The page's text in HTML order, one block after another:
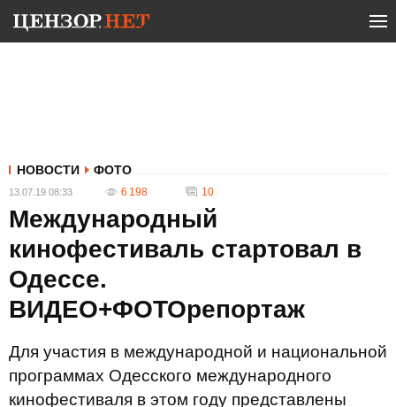
НОВОСТИ ФОТО
13.07.19 08:33 6 198 10
Международный
кинофестиваль стартовал в
Одессе.
ВИДЕО+ФОТОрепортаж
Для участия в международной и национальной
программах Одесского международного
кинофестиваля в этом году представлены